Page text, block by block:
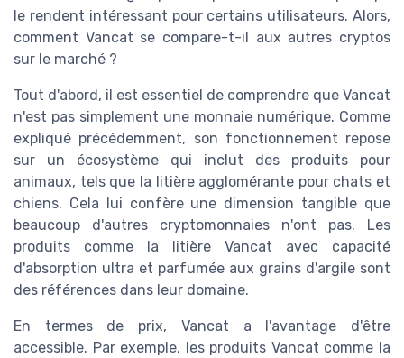
le rendent intéressant pour certains utilisateurs. Alors,
comment Vancat se compare-t-il aux autres cryptos
sur le marché ?
Tout d'abord, il est essentiel de comprendre que Vancat
n'est pas simplement une monnaie numérique. Comme
expliqué précédemment, son fonctionnement repose
sur un écosystème qui inclut des produits pour
animaux, tels que la litière agglomérante pour chats et
chiens. Cela lui confère une dimension tangible que
beaucoup d'autres cryptomonnaies n'ont pas. Les
produits comme la litière Vancat avec capacité
d'absorption ultra et parfumée aux grains d'argile sont
des références dans leur domaine.
En termes de prix, Vancat a l'avantage d'être
accessible. Par exemple, les produits Vancat comme la